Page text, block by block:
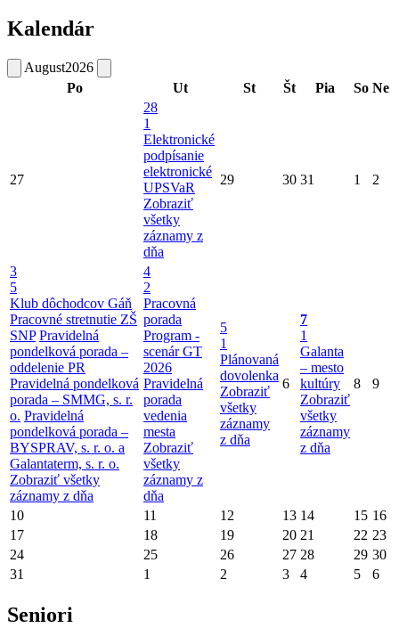
Kalendár
August2026
Po
Ut St Št Pia So Ne
27
28
1
Elektronické
podpísanie
elektronické
UPSVaR
Zobraziť
všetky
záznamy z
dňa
29 30 31 1 2
3
5
Klub dôchodcov Gáň
Pracovné stretnutie ZŠ
SNP Pravidelná
pondelková porada –
oddelenie PR
Pravidelná pondelková
porada – SMMG, s. r.
o. Pravidelná
pondelková porada –
BYSPRAV, s. r. o. a
Galantaterm, s. r. o.
Zobraziť všetky
záznamy z dňa
4
2
Pracovná
porada
Program -
scenár GT
2026
Pravidelná
porada
vedenia
mesta
Zobraziť
všetky
záznamy z
dňa
5
1
Plánovaná
dovolenka
Zobraziť
všetky
záznamy
z dňa
6
7
1
Galanta
– mesto
kultúry
Zobraziť
všetky
záznamy
z dňa
8 9
10 11 12 13 14 15 16
17
18 19 20 21 22 23
24
25 26 27 28 29 30
31
1 2 3 4 5 6
Seniori